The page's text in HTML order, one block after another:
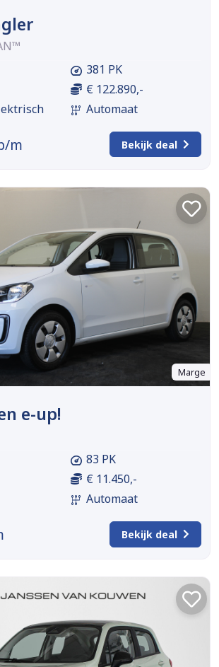
381 PK
€ 122.890,-
Automaat
m Bekijk deal
Marge
e-up!
83 PK
€ 11.450,-
Automaat
Bekijk deal